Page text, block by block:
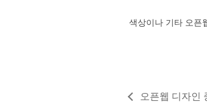
색상이나 기타 오픈
오픈웹 디자인